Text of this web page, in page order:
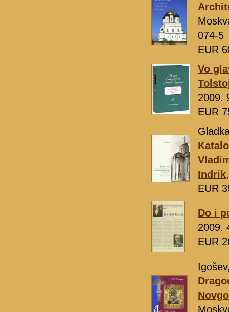
074-5
EUR
Vo
2009.
EUR
Indrik
EUR
Do i
2009.
EUR